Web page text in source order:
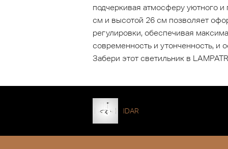
подчеркивая атмосферу уютного
см и высотой 26 см позволяет
регулировки, обеспечивая
современность и утонченность,
Забери этот светильник в
IDAR